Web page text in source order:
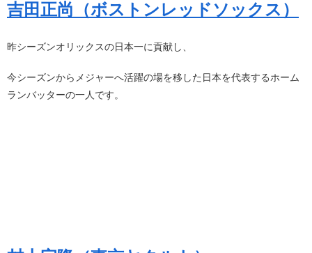
吉田正尚（ボストンレッドソックス）
昨シーズンオリックスの日本一に貢献し、
今シーズンからメジャーへ活躍の場を移した日本を代表するホーム
ランバッターの一人です。